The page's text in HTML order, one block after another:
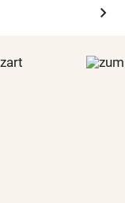
chevron_right